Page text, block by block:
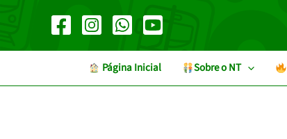
o
︎ Página Inicial Sobre o NT